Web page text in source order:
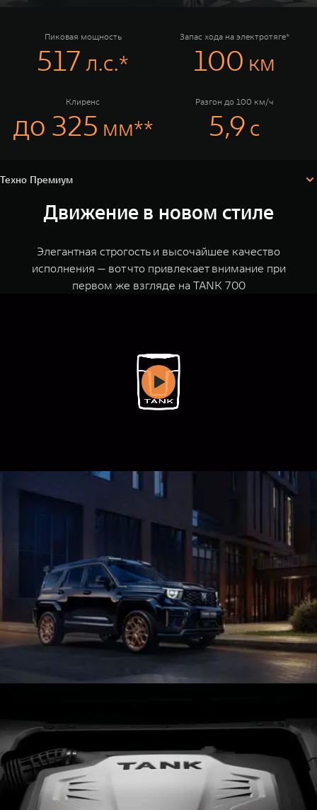
TANK 500
от 6 499 000 ₽ от 10 199
WEY 80
Масштаб
от 8 099
TANK Финансы
Корпоративным клиентам
TANK ФИНАНСЫ
TANK Кредит
TANK Лизинг
Сервис
Специальные предложения
Моторные масла
ЦИФРОВЫЕ СЕРВИСЫ TANK
Цифровые сервисы TANK
Пиковая мощность
517 л.с.*
Запас хода на электротяге*
100 км
Клиренс
до 325 мм**
Разгон до 100 км/ч
5,9 с
Техно Премиум
Техно Премиум
Движение в новом стиле
Элегантная строгость и высочайшее качество
исполнения — вот что привлекает внимание при
первом же взгляде на TANK 700